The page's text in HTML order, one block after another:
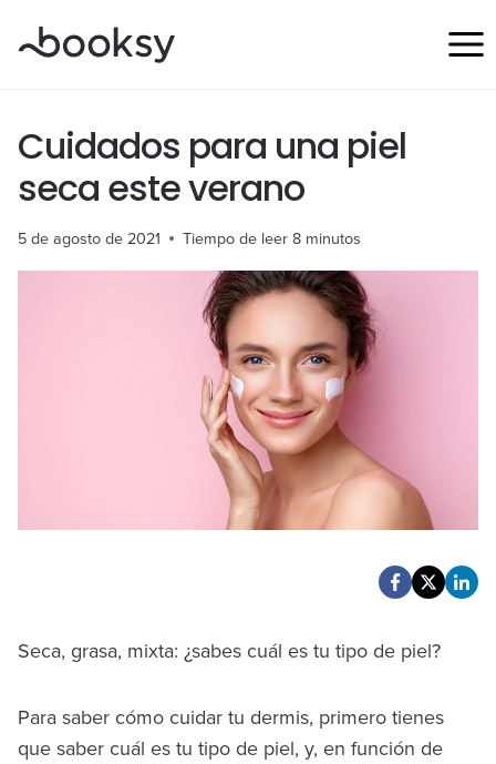
Cuidados para una piel
seca este verano
5 de agosto de 2021 Tiempo de leer8 minutos
Seca, grasa, mixta: ¿sabes cuál es tu tipo de piel?
Para saber cómo cuidar tu dermis, primero tienes
que saber cuál es tu tipo de piel, y, en función de